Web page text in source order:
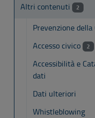
Altri contenuti 2
Prevenzione
Accesso civico 2
Accessibilità e
dati
Dati ulteriori
Whistleblowing